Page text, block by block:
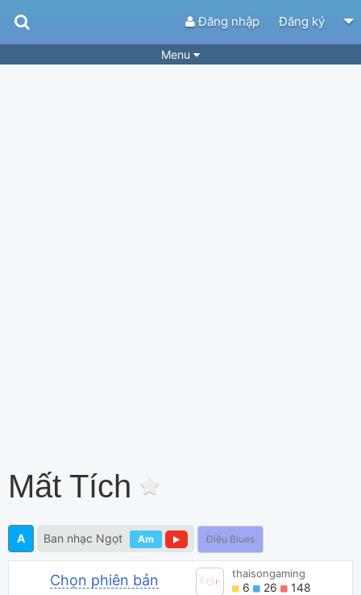
Đăng nhập Đăng ký
Menu
Mất Tích
A Ban nhạc Ngọt Am Điệu Blues
Chọn phiên bản thaisongaming
6 26 148